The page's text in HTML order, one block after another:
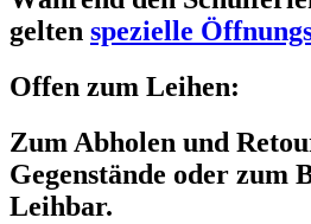
gelten spezielle
Offen zum Leihen:
Zum Abholen und
Gegenstände oder zum
Leihbar.